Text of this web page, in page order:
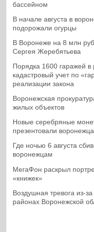
бассейном
В начале августа в
подорожали огурцы
В Воронеже на 8 млн
Сергея Жеребятьева
Порядка 1600 гаражей в
кадастровый учет по
реализации закона
Воронежская
жилых объектов
Новые серебряные
презентовали
Где ночью 6 августа
воронежцам
МегаФон раскрыл
«книжек»
Воздушная тревога из-
районах Воронежской